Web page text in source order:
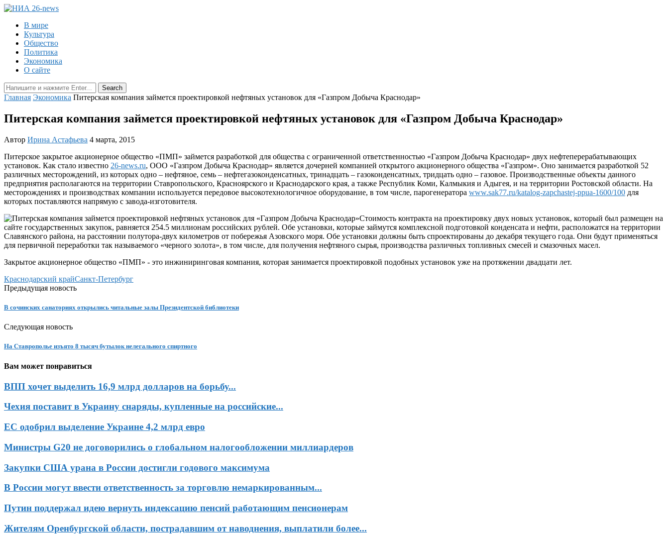
В мире
Культура
Общество
Политика
Экономика
О сайте
Главная Экономика Питерская компания займется проектировкой нефтяных установок для «Газпром Добыча Краснодар»
Питерская компания займется проектировкой нефтяных установок для «Газпром Добыча Краснодар»
Автор Ирина Астафьева 4 марта, 2015
Питерское закрытое акционерное общество «ПМП» займется разработкой для общества с ограниченной ответственностью «Газпром Добыча Краснодар» двух нефтеперерабатывающих
установок. Как стало известно 26-news.ru, ООО «Газпром Добыча Краснодар» является дочерней компанией открытого акционерного общества «Газпром». Оно занимается разработкой 52
различных месторождений, из которых одно – нефтяное, семь – нефтегазоконденсатных, тринадцать – газоконденсатных, тридцать одно – газовое. Производственные объекты данного
предприятия располагаются на территории Ставропольского, Красноярского и Краснодарского края, а также Республик Коми, Калмыкия и Адыгея, и на территории Ростовской области. На
месторождениях и производствах компании используется передовое высокотехнологичное оборудование, в том числе, парогенератора www.sak77.ru/katalog-zapchastej-ppua-1600/100 для
которых поставляются напрямую с завода-изготовителя.
Стоимость контракта на проектировку двух новых установок, который был размещен на
сайте государственных закупок, равняется 254.5 миллионам российских рублей. Обе установки, которые займутся комплексной подготовкой конденсата и нефти, расположатся на территории
Славянского района, на расстоянии полутора-двух километров от побережья Азовского моря. Обе установки должны быть спроектированы до декабря текущего года. Они будут применяться
для первичной переработки так называемого «черного золота», в том числе, для получения нефтяного сырья, производства различных топливных смесей и смазочных масел.
Закрытое акционерное общество «ПМП» - это инжиниринговая компания, которая занимается проектировкой подобных установок уже на протяжении двадцати лет.
Краснодарский крайСанкт-Петербург
Предыдущая новость
В сочинских санаториях открылись читальные залы Президентской библиотеки
Следующая новость
На Ставрополье изъято 8 тысяч бутылок нелегального спиртного
Вам может понравиться
ВПП хочет выделить 16,9 млрд долларов на борьбу...
Чехия поставит в Украину снаряды, купленные на российские...
ЕС одобрил выделение Украине 4,2 млрд евро
Министры G20 не договорились о глобальном налогообложении миллиардеров
Закупки США урана в России достигли годового максимума
В России могут ввести ответственность за торговлю немаркированным...
Путин поддержал идею вернуть индексацию пенсий работающим пенсионерам
Жителям Оренбургской области, пострадавшим от наводнения, выплатили более...